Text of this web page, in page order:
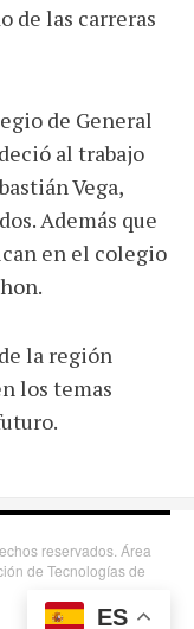
de las carreras
de General
al trabajo
Vega,
Además que
en el colegio
la región
los temas
ES
reservados. Área
de Tecnologías de